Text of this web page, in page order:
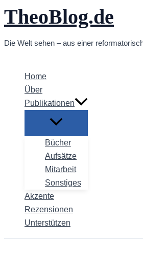
Zum
Inhalt
TheoBlog.de
Die Welt sehen – aus einer
Home
Über
Publikationen
Bücher
Aufsätze
Mitarbeit
Sonstiges
Akzente
Rezensionen
Unterstützen